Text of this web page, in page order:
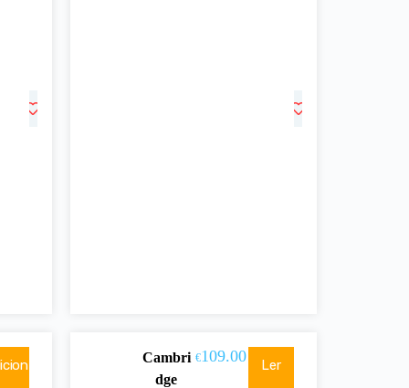
Cambri
dge
€109.00 Ler